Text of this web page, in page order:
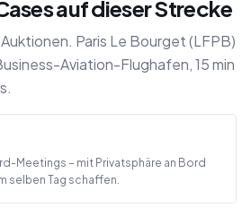
auf dieser Strecke
Paris Le Bourget (LFPB)
Aviation-Flughafen, 15 min
Meetings – mit Privatsphäre an Bord
selben Tag schaffen.